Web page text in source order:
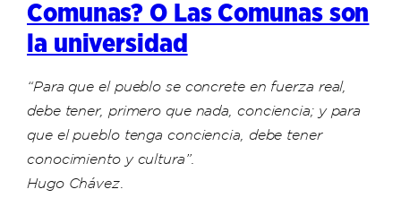
Comunas? O Las Comunas son
la universidad
“Para que el pueblo se concrete en fuerza real,
debe tener, primero que nada, conciencia; y para
que el pueblo tenga conciencia, debe tener
conocimiento y cultura”.
Hugo Chávez.